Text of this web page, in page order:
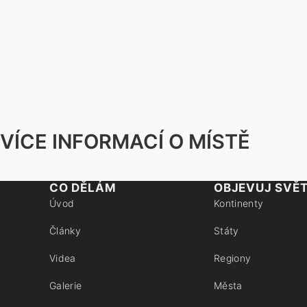
VÍCE INFORMACÍ O MÍSTĚ
CO DĚLÁM
Úvod
Články
Videa
Galerie
OBJEVUJ
Kontinenty
Státy
Regiony
Města